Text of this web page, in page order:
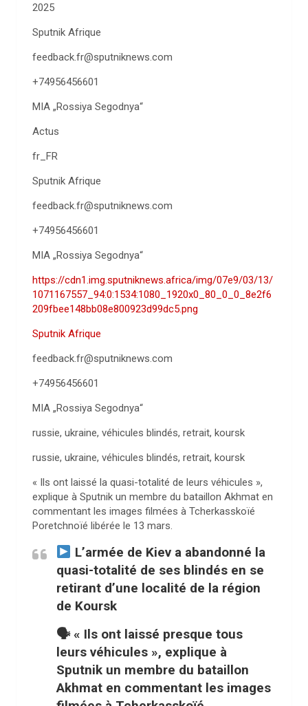
2025
Sputnik Afrique
feedback.fr@sputniknews.com
+74956456601
MIA „Rossiya Segodnya“
Actus
fr_FR
Sputnik Afrique
feedback.fr@sputniknews.com
+74956456601
MIA „Rossiya Segodnya“
https://cdn1.img.sputniknews.africa/img/07e9/03/13/
1071167557_94:0:1534:1080_1920x0_80_0_0_8e2f6
209fbee148bb08e800923d99dc5.png
Sputnik Afrique
feedback.fr@sputniknews.com
+74956456601
MIA „Rossiya Segodnya“
russie, ukraine, véhicules blindés, retrait, koursk
russie, ukraine, véhicules blindés, retrait, koursk
« Ils ont laissé la quasi-totalité de leurs véhicules »,
explique à Sputnik un membre du bataillon Akhmat en
commentant les images filmées à Tcherkasskoïé
Poretchnoïé libérée le 13 mars.
L’armée de Kiev a abandonné la
quasi-totalité de ses blindés en se
retirant d’une localité de la région
de Koursk
🗣 « Ils ont laissé presque tous
leurs véhicules », explique à
Sputnik un membre du bataillon
Akhmat en commentant les images